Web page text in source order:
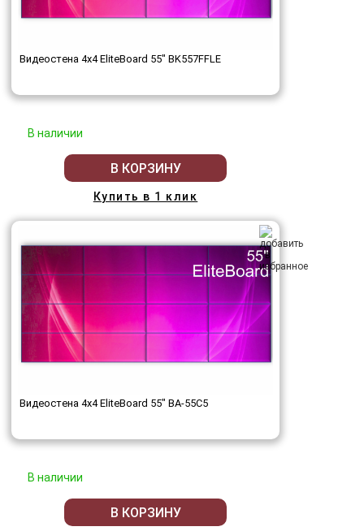
Видеостена 4x4 EliteBoard 55" BK557FFLE
В наличии
В КОРЗИНУ
Купить в 1 клик
Видеостена 4x4 EliteBoard 55" BA-55C5
В наличии
В КОРЗИНУ